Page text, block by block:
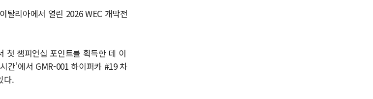
탈리아에서 열린 2026 WEC 개막전
첫 챔피언십 포인트를 획득한 데 이
간’에서 GMR-001 하이퍼카 #19 차
다.